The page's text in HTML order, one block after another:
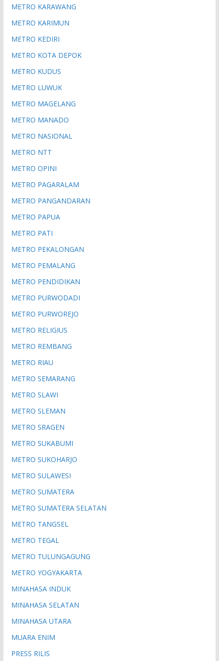
METRO KARAWANG
METRO KARIMUN
METRO KEDIRI
METRO KOTA DEPOK
METRO KUDUS
METRO LUWUK
METRO MAGELANG
METRO MANADO
METRO NASIONAL
METRO NTT
METRO OPINI
METRO PAGARALAM
METRO PANGANDARAN
METRO PAPUA
METRO PATI
METRO PEKALONGAN
METRO PEMALANG
METRO PENDIDIKAN
METRO PURWODADI
METRO PURWOREJO
METRO RELIGIUS
METRO REMBANG
METRO RIAU
METRO SEMARANG
METRO SLAWI
METRO SLEMAN
METRO SRAGEN
METRO SUKABUMI
METRO SUKOHARJO
METRO SULAWESI
METRO SUMATERA
METRO SUMATERA SELATAN
METRO TANGSEL
METRO TEGAL
METRO TULUNGAGUNG
METRO YOGYAKARTA
MINAHASA INDUK
MINAHASA SELATAN
MINAHASA UTARA
MUARA ENIM
PRESS RILIS